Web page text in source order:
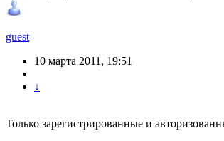
guest
10 марта 2011, 19:51
↓
Только зарегистрированные и